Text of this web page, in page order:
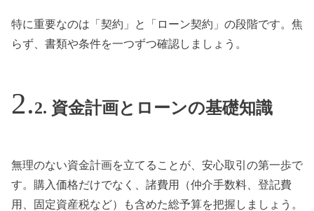
特に重要なのは「契約」と「ローン契約」の段階です。焦
らず、書類や条件を一つずつ確認しましょう。
2. 資金計画とローンの基礎知識
無理のない資金計画を立てることが、安心取引の第一歩で
す。購入価格だけでなく、諸費用（仲介手数料、登記費
用、固定資産税など）も含めた総予算を把握しましょう。